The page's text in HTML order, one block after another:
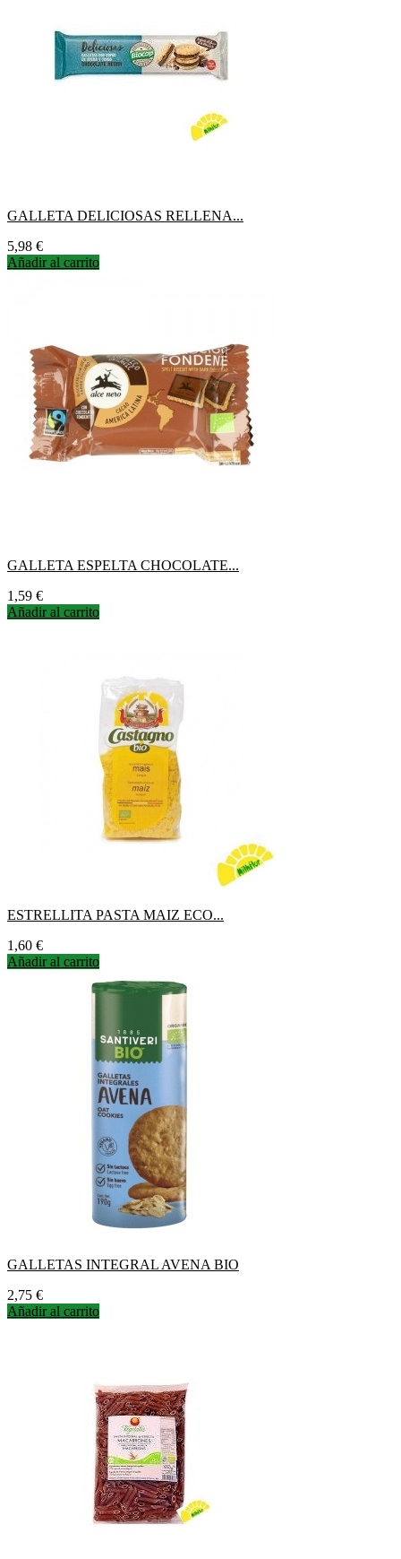
GALLETA DELICIOSAS RELLENA...
Precio
5,98 €
Añadir al carrito
GALLETA ESPELTA CHOCOLATE...
Precio
1,59 €
Añadir al carrito
ESTRELLITA PASTA MAIZ ECO...
Precio
1,60 €
Añadir al carrito
GALLETAS INTEGRAL AVENA BIO
Precio
2,75 €
Añadir al carrito